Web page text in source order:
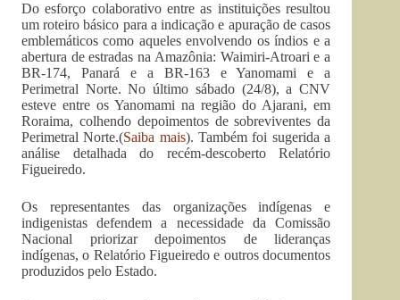
Do esforço colaborativo entre as instituições resultou
um roteiro básico para a indicação e apuração de casos
emblemáticos como aqueles envolvendo os índios e a
abertura de estradas na Amazônia: Waimiri-Atroari e a
BR-174, Panará e a BR-163 e Yanomami e a
Perimetral Norte. No último sábado (24/8), a CNV
esteve entre os Yanomami na região do Ajarani, em
Roraima, colhendo depoimentos de sobreviventes da
Perimetral Norte.(Saiba mais). Também foi sugerida a
análise detalhada do recém-descoberto Relatório
Figueiredo.
Os representantes das organizações indígenas e
indigenistas defendem a necessidade da Comissão
Nacional priorizar depoimentos de lideranças
indígenas, o Relatório Figueiredo e outros documentos
produzidos pelo Estado.